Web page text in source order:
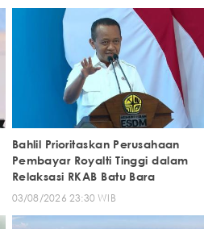
Bahlil Prioritaskan Perusahaan
Pembayar Royalti Tinggi dalam
Relaksasi RKAB Batu Bara
03/08/2026 23:30 WIB